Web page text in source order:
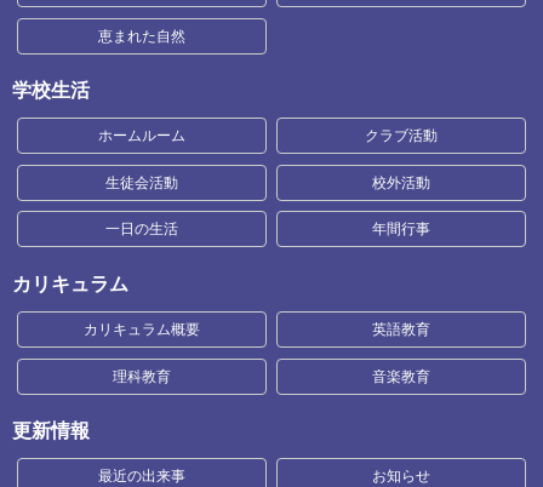
恵まれた自然
学校生活
ホームルーム クラブ活動
生徒会活動 校外活動
一日の生活 年間行事
カリキュラム
カリキュラム概要 英語教育
理科教育 音楽教育
更新情報
最近の出来事 お知らせ